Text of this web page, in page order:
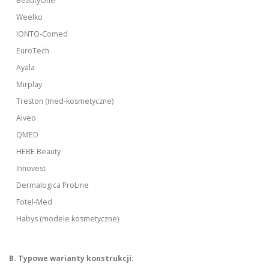
Weelko
IONTO-Comed
EuroTech
Ayala
Mirplay
Treston (med-kosmetyczne)
Alveo
QMED
HEBE Beauty
Innovest
Dermalogica ProLine
Fotel-Med
Habys (modele kosmetyczne)
B. Typowe warianty konstrukcji: